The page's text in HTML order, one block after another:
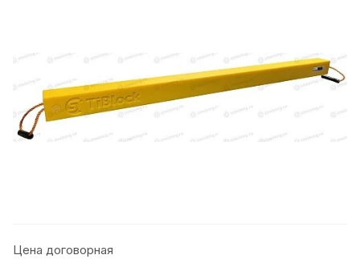
Цена договорная